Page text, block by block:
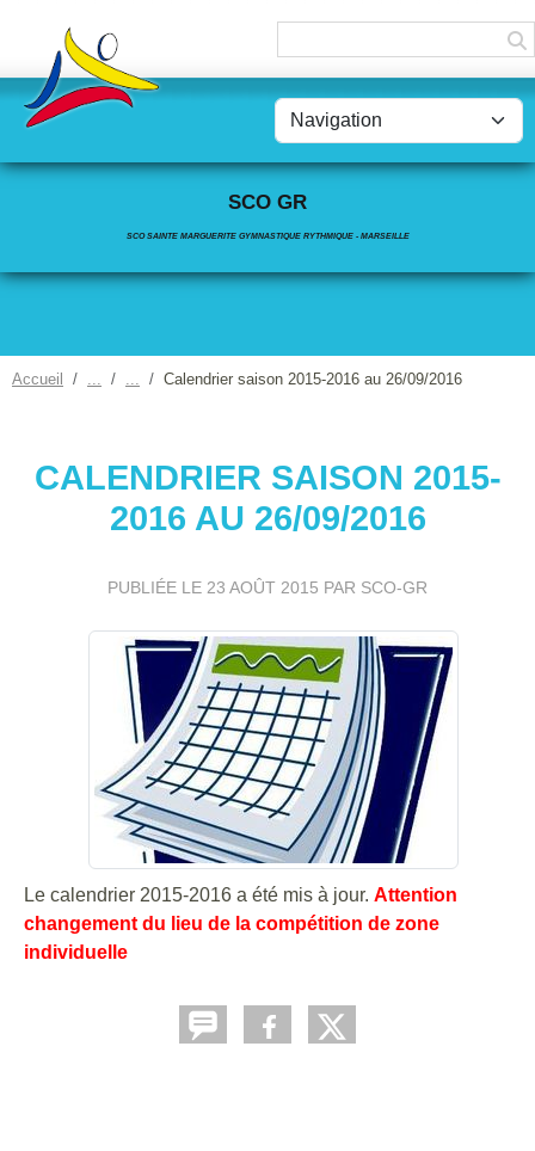
SCO GR
SCO SAINTE MARGUERITE GYMNASTIQUE RYTHMIQUE - MARSEILLE
Accueil Calendrier saison 2015-2016 au 26/09/2016
CALENDRIER SAISON 2015-
2016 AU 26/09/2016
PUBLIÉE LE 23 AOÛT 2015 PAR SCO-GR
Le calendrier 2015-2016 a été mis à jour. Attention
changement du lieu de la compétition de zone
individuelle